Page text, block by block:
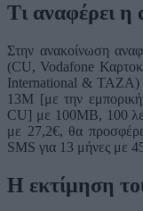
Τι αναφέρει η
Στην ανακοίνωση
(CU, Vodafone
International & ΤΑΖΑ)
13M [με την
CU] με 100ΜΒ, 100
με 27,2€, θα
SMS για 13 μήνες με
Η εκτίμηση